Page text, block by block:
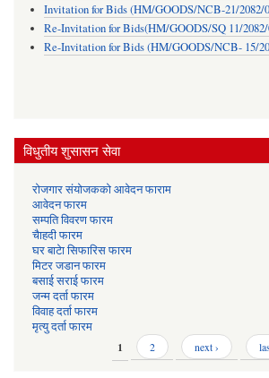
Invitation for Bids (HM/GOODS/NCB-21/2082/
Re-Invitation for Bids(HM/GOODS/SQ 11/
Re-Invitation for Bids (HM/GOODS/NCB- 15/
विधुतीय शुसासन सेवा
रोजगार संयोजकको आवेदन फाराम
आवेदन फारम
सम्पति विवरण फारम
चैाहदी फारम
घर बाटेा सिफारिस फारम
मिटर जडान फारम
बसाई सराई फारम
जन्म दर्ता फारम
विवाह दर्ता फारम
मृत्यु दर्ता फारम
1 2 next ›